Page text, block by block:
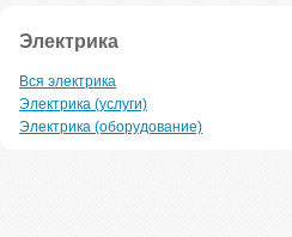
Электрика
Вся электрика
Электрика (услуги)
Электрика (оборудование)